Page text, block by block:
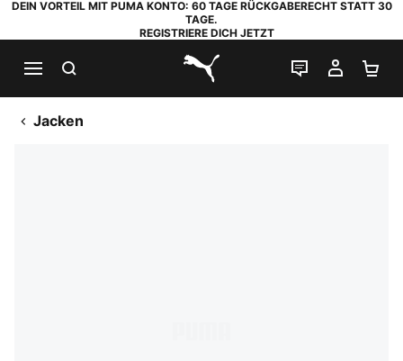
DEIN VORTEIL MIT PUMA KONTO: 60 TAGE RÜCKGABERECHT STATT 30
TAGE.
REGISTRIERE DICH JETZT
PUMA.com
LIVE-CHAT
MEIN
Jacken